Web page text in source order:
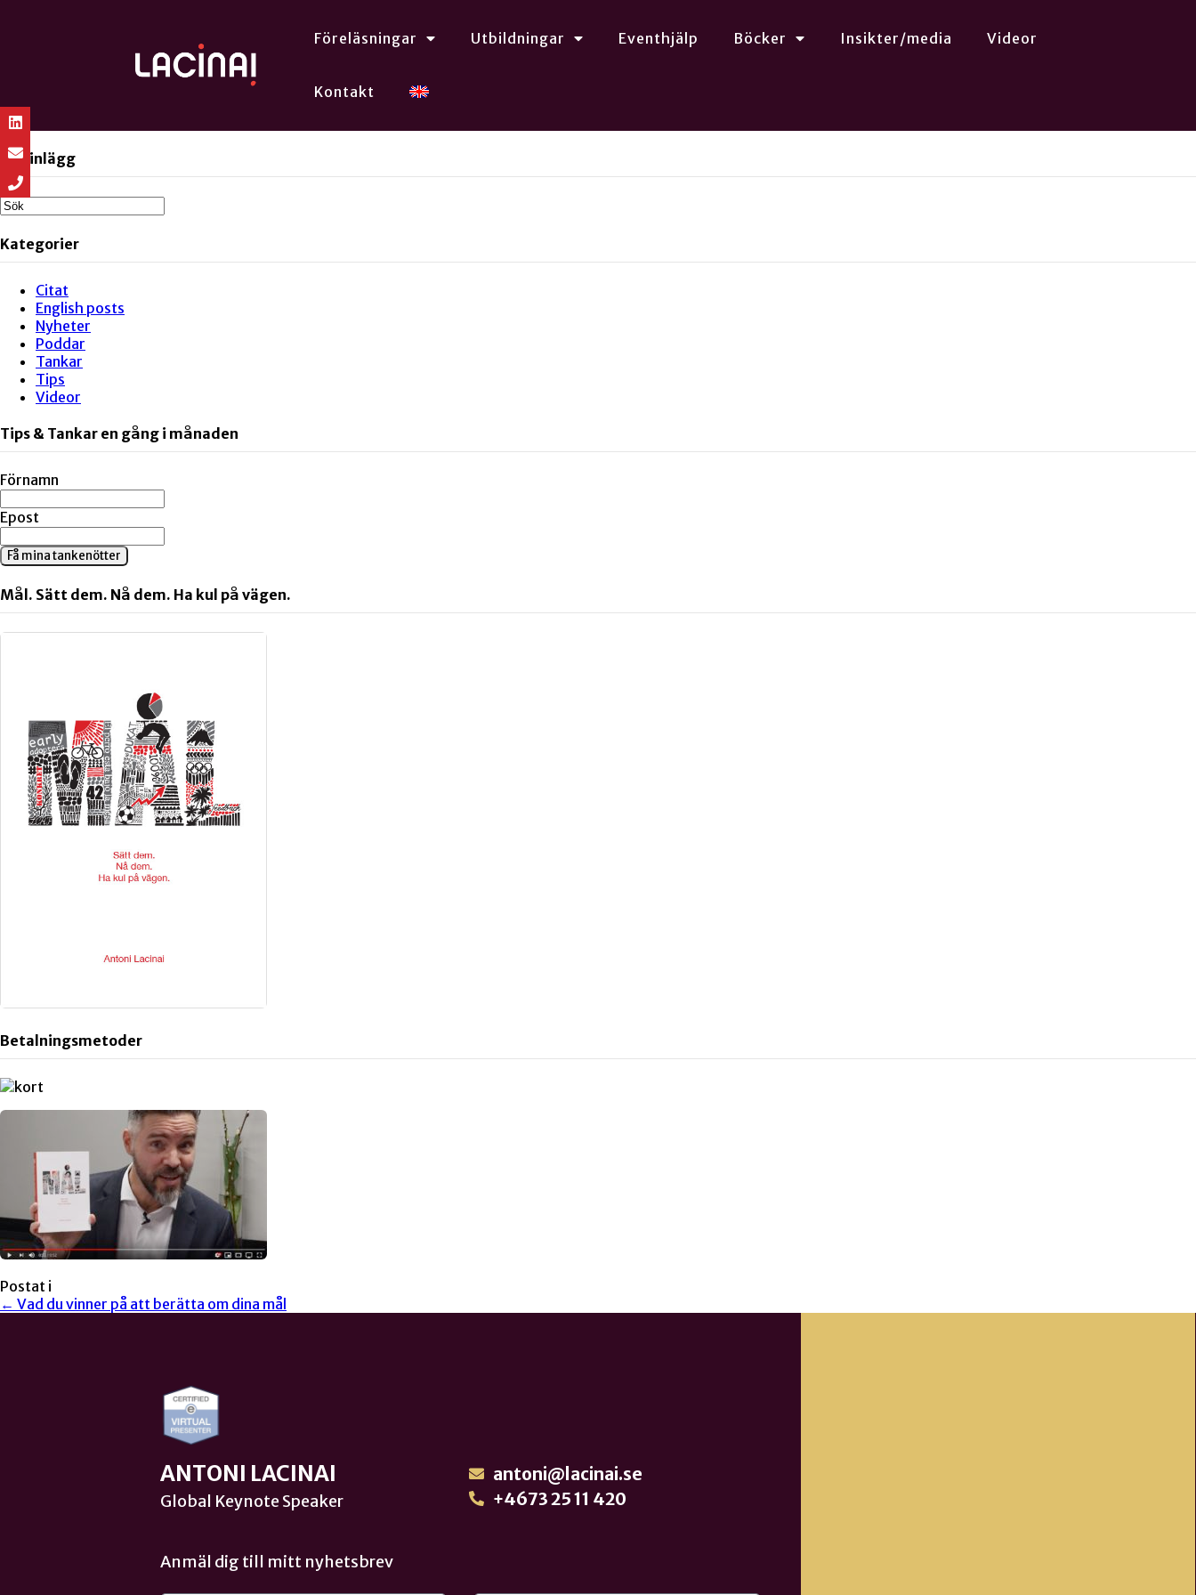
Föreläsningar Utbildningar Eventhjälp Böcker Insikter/media Videor
Kontakt
Sök inlägg
Kategorier
Citat
English posts
Nyheter
Poddar
Tankar
Tips
Videor
Tips & Tankar en gång i månaden
Förnamn
Epost
Få mina tankenötter
Mål. Sätt dem. Nå dem. Ha kul på vägen.
Betalningsmetoder
Postat i
← Vad du vinner på att berätta om dina mål
ANTONI LACINAI
Global Keynote Speaker
antoni@lacinai.se
+4673 25 11 420
Anmäl dig till mitt nyhetsbrev